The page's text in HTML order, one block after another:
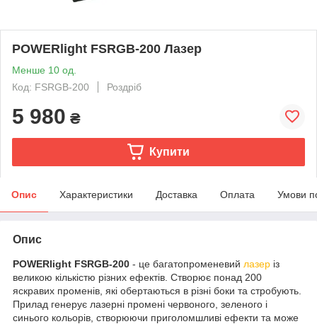
POWERlight FSRGB-200 Лазер
Менше 10 од.
Код: FSRGB-200
Роздріб
5 980 ₴
Купити
Опис Характеристики Доставка Оплата Умови
Опис
POWERlight FSRGB-200 - це багатопроменевий лазер із
великою кількістю різних ефектів. Створює понад 200
яскравих променів, які обертаються в різні боки та стробують.
Прилад генерує лазерні промені червоного, зеленого і
синього кольорів, створюючи приголомшливі ефекти та може